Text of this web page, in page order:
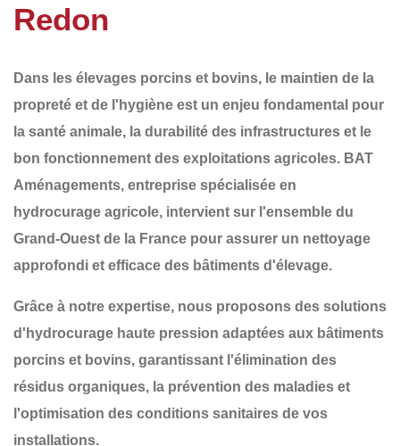
Redon
Dans les élevages porcins et bovins, le maintien de la
propreté et de l'hygiène est un enjeu fondamental pour
la santé animale, la durabilité des infrastructures et le
bon fonctionnement des exploitations agricoles. BAT
Aménagements, entreprise spécialisée en
hydrocurage agricole, intervient sur l'ensemble du
Grand-Ouest de la France pour assurer un nettoyage
approfondi et efficace des bâtiments d'élevage.
Grâce à notre expertise, nous proposons des solutions
d' hydrocurage haute pression adaptées aux bâtiments
porcins et bovins, garantissant l'élimination des
résidus organiques, la prévention des maladies et
l'optimisation des conditions sanitaires de vos
installations.